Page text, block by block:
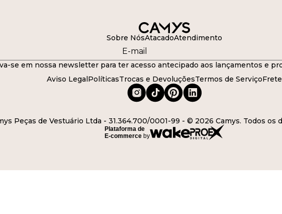
Sobre NósAtacadoAtendimento
se em nossa newsletter para ter acesso antecipado aos lançamentos e
Aviso Legal PolíticasTrocas e DevoluçõesTermos de ServiçoFrete
Peças de Vestuário Ltda - 31.364.700/0001-99 - © 2026 Camys. Todos os
Plataforma de
E-commerce by